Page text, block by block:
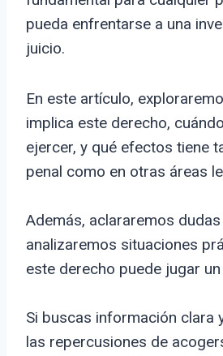
pueda enfrentarse a una
juicio.
En este artículo,
implica este derecho,
ejercer, y qué efectos tiene
penal como en otras áreas
Además, aclararemos
analizaremos situaciones
este derecho puede jugar
Si buscas información clara
las repercusiones de